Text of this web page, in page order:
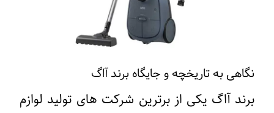
نگاهی به تاریخچه و جایگاه برند آاگ
برند آاگ یکی از برترین شرکت های تولید لوازم